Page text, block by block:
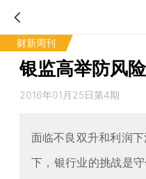
财新周刊
银监高举防风
2016年01月25日第4期
面临不良双升和利润
下，银行业的挑战是